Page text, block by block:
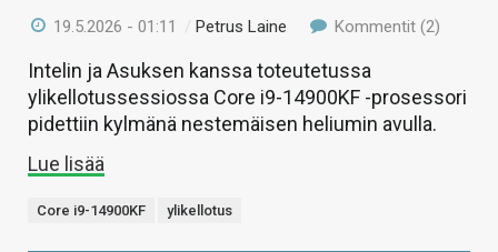
19.5.2026 - 01:11 /Petrus Laine Kommentit (2)
Intelin ja Asuksen kanssa toteutetussa
ylikellotussessiossa Core i9-14900KF -prosessori
pidettiin kylmänä nestemäisen heliumin avulla.
Lue lisää
Core i9-14900KF ylikellotus